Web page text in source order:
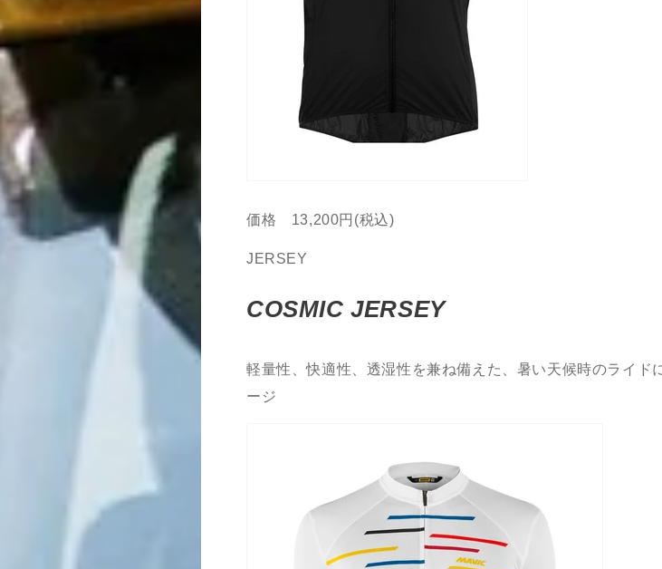
価格 13,200円(税込)
JERSEY
COSMIC JERSEY
軽量性、快適性、透湿性を兼ね備えた、暑い天候時のライド
ージ